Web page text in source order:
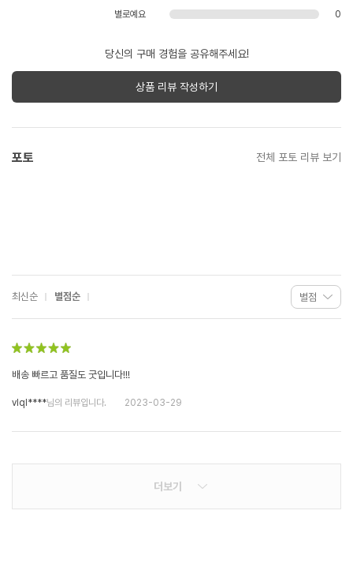
별로예요
0
당신의 구매 경험을 공유해주세요!
상품 리뷰 작성하기
포토 전체 포토 리뷰 보기
최신순 별점순
배송 빠르고 품질도 굿입니다!!!
vlql****님의 리뷰입니다. 2023-03-29
더보기